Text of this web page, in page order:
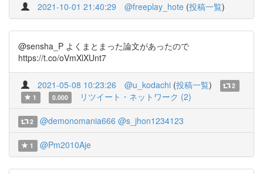
2021-10-01 21:40:29 @freeplay_hote (投稿一覧)
@sensha_P よくまとまった論文があったので
https://t.co/oVmXlXUnt7
2021-05-08 10:23:26 @u_kodachi (投稿一覧)
2
1
0.000 リツイート・ネットワーク (2)
2 @demonomania666 @s_jhon1234123
1 @Pm2010Aje